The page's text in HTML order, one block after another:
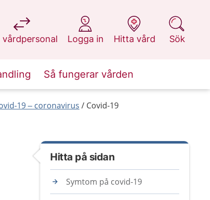
vårdpersonal
på 1177.se
Logga in
på 1177.se
Hitta vård
på 1177.se
Sök
på 1177.se
Så fungerar vården
19 – coronavirus Covid-19
Hitta på sidan
Symtom på covid-19